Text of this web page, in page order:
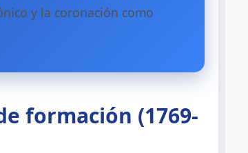
y la coronación como
formación (1769-